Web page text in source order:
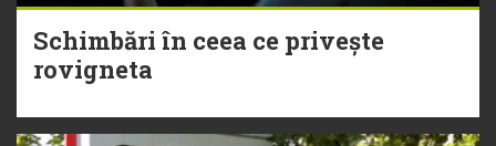
Schimbări în ceea ce privește
rovigneta